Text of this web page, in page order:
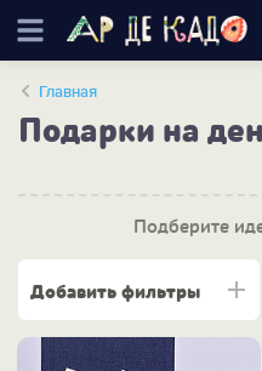
Главная
Подарки на
Подберите
Добавить фильтры